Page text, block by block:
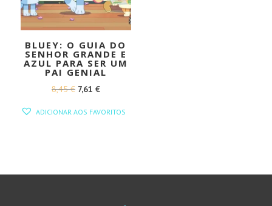
BLUEY: O GUIA DO
SENHOR GRANDE E
AZUL PARA SER UM
PAI GENIAL
8,45€ O
7,61 €O
ADICIONAR AOS FAVORITOS